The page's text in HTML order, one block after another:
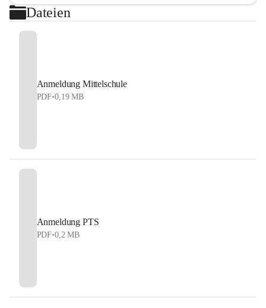
Dateien
Anmeldung Mittelschule
PDF•0,19 MB
Anmeldung PTS
PDF•0,2 MB